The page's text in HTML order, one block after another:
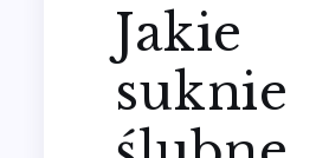
Jakie
suknie